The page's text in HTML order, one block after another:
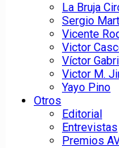
La Bruja
Sergio
Vicente
Victor
Víctor
Victor M.
Yayo Pino
Otros
Editorial
Entrevistas
Premios